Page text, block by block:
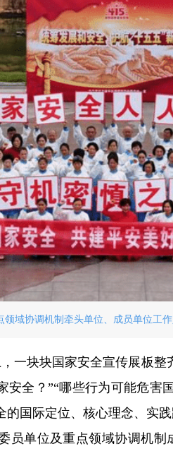
域协调机制牵头单位、成员单位工
一块块国家安全宣传展板
安全？”“哪些行为可能危害
国际定位、核心理念、实践
员单位及重点领域协调机